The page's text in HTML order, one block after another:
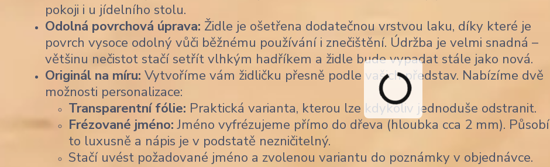
pokoji i u jídelního stolu.
Odolná povrchová úprava: Židle je ošetřena dodatečnou vrstvou laku, díky které je
povrch vysoce odolný vůči běžnému používání i znečištění. Údržba je velmi snadná –
většinu nečistot stačí setřít vlhkým hadříkem a židle bude vypadat stále jako nová.
Originál na míru: Vytvoříme vám židličku přesně podle vašich představ. Nabízíme dvě
možnosti personalizace:
Transparentní fólie: Praktická varianta, kterou lze kdykoliv jednoduše odstranit.
Frézované jméno:Jméno vyfrézujeme přímo do dřeva (hloubka cca 2 mm). Působí
to luxusně a nápis je v podstatě nezničitelný.
Stačí uvést požadované jméno a zvolenou variantu do poznámky v objednávce.